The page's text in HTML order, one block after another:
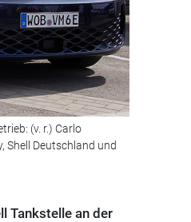
(v. r.) Carlo
Shell Deutschland und
Tankstelle an der